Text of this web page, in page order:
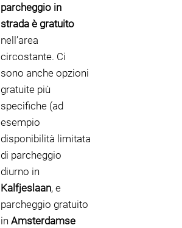
parcheggio in
strada è gratuito
nell’area
circostante. Ci
sono anche opzioni
gratuite più
specifiche (ad
esempio
disponibilità limitata
di parcheggio
diurno in
Kalfjeslaan, e
parcheggio gratuito
in Amsterdamse